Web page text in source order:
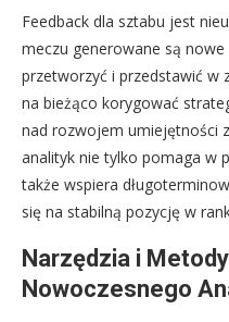
Feedback dla sztabu jest
meczu generowane są
przetworzyć i przedstawić w
na bieżąco korygować
nad rozwojem umiejętności
analityk nie tylko pomaga w
także wspiera
się na stabilną pozycję w
Narzędzia i
Nowoczesnego